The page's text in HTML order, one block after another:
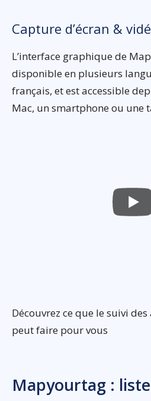
Capture d’écran &
L’interface graphique de
disponible en plusieurs
français, et est accessible
Mac, un smartphone ou une
Découvrez ce que le suivi
peut faire pour vous
Mapyourtag :